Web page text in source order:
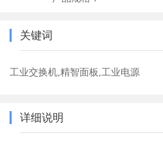
关键词
工业交换机,精智面板,工业电源
详细说明